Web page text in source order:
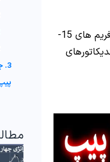
تکنیک “Andalan Forex Strategy” برای تمام ارزهای فارکس [اصلی، فرعی و اگزاتیک] در تایم فریم های 15-